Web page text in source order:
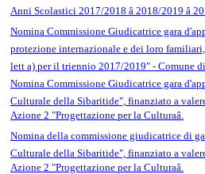
Anni Scolastici 2017/2018 â 2018/2019 â
Nomina Commissione Giudicatrice gara
protezione internazionale e dei loro
lett a) per il triennio 2017/2019" - Comune
Nomina Commissione Giudicatrice gara
Culturale della Sibaritide", finanziato a
Azione 2 "Progettazione per la Culturaâ.
Nomina della commissione giudicatrice di
Culturale della Sibaritide", finanziato a
Azione 2 "Progettazione per la Culturaâ.